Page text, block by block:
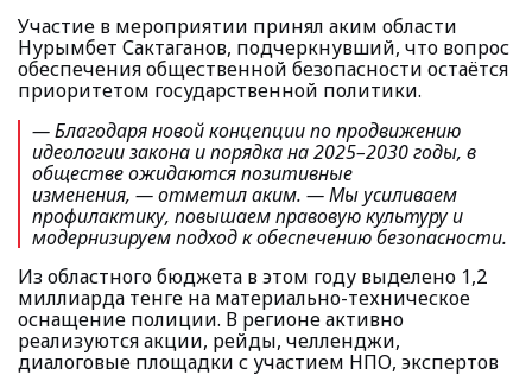
Участие в мероприятии принял аким области
Нурымбет Сактаганов, подчеркнувший, что вопрос
обеспечения общественной безопасности остаётся
приоритетом государственной политики.
— Благодаря новой концепции по продвижению
идеологии закона и порядка на 2025–2030 годы, в
обществе ожидаются позитивные
изменения, — отметил аким. — Мы усиливаем
профилактику, повышаем правовую культуру и
модернизируем подход к обеспечению безопасности.
Из областного бюджета в этом году выделено 1,2
миллиарда тенге на материально-техническое
оснащение полиции. В регионе активно
реализуются акции, рейды, челленджи,
диалоговые площадки с участием НПО, экспертов